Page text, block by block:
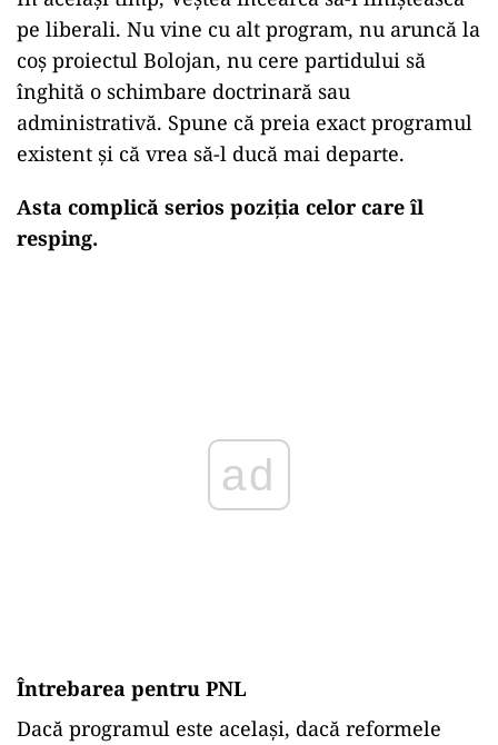
pe liberali. Nu vine cu alt program, nu aruncă la
coș proiectul Bolojan, nu cere partidului să
înghită o schimbare doctrinară sau
administrativă. Spune că preia exact programul
existent și că vrea să-l ducă mai departe.
Asta complică serios poziția celor care îl
resping.
ad
Întrebarea pentru PNL
Dacă programul este același, dacă reformele